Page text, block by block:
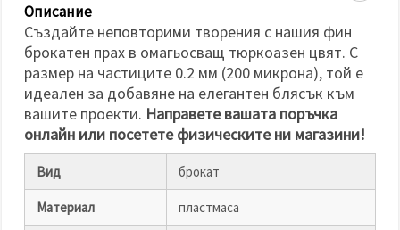
дадения
"бисквитки"
и кликнеш
бутона
"Запази"
Приеми
всички
Настройки
на
бисквитките
Описание
Създайте неповторими творения с нашия фин
брокатен прах в омагьосващ тюркоазен цвят. С
размер на частиците 0.2 мм (200 микрона), той е
идеален за добавяне на елегантен блясък към
вашите проекти. Направете вашата поръчка
онлайн или посетете физическите ни магазини!
Вид брокат
Материал пластмаса